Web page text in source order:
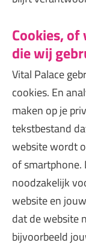
Cookies,
die wij
Vital Palace
cookies. En
maken op je
tekstbestand
website wordt
of smartphone.
noodzakelijk
website en
dat de website
bijvoorbeeld